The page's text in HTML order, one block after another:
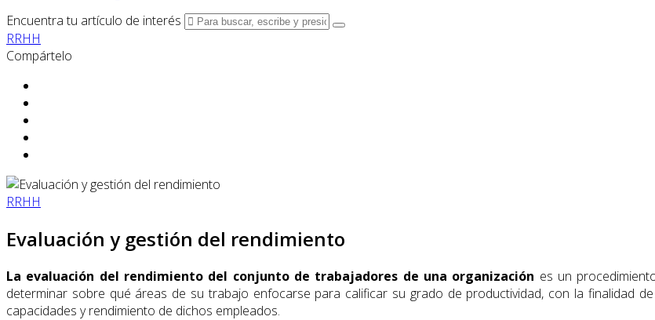
Encuentra tu artículo de interés
RRHH
Compártelo
RRHH
Evaluación y gestión del rendimiento
La evaluación del rendimiento del conjunto de trabajadores de una organización es un
determinar sobre qué áreas de su trabajo enfocarse para calificar su grado de productividad, con la finalidad
capacidades y rendimiento de dichos empleados.